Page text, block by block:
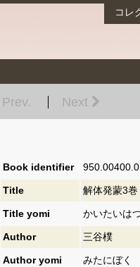
コレ
Prev. Next
Book identifier
Title 解体発蒙3巻
Title yomi かいたいは
Author 三谷樸
Author yomi みたにぼく